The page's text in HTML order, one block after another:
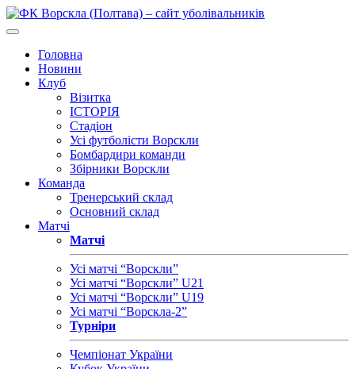
Головна
Новини
Клуб
Візитка
ІСТОРІЯ
Стадіон
Усі футболісти Ворскли
Бомбардири команди
Збірники Ворскли
Команда
Тренерський склад
Основний склад
Матчі
Матчі
Усі матчі “Ворскли”
Усі матчі “Ворскли” U21
Усі матчі “Ворскли” U19
Усі матчі “Ворскла-2”
Турніри
Чемпіонат України